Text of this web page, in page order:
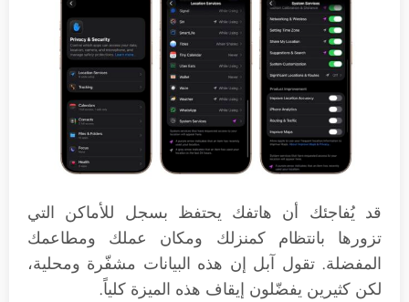
قد يُفاجئك أن هاتفك يحتفظ بسجل للأماكن التي
تزورها بانتظام كمنزلك ومكان عملك ومطاعمك
المفضلة. تقول آبل إن هذه البيانات مشفّرة ومحلية،
لكن كثيرين يفضّلون إيقاف هذه الميزة كلياً.